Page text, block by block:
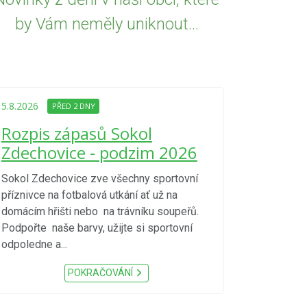
by Vám neměly uniknout...
5.8.2026 PŘED 2 DNY
Rozpis zápasů Sokol
Zdechovice - podzim 2026
Sokol Zdechovice zve všechny sportovní
příznivce na fotbalová utkání ať už na
domácím hřišti nebo na trávníku soupeřů.
Podpořte naše barvy, užijte si sportovní
odpoledne a...
POKRAČOVÁNÍ